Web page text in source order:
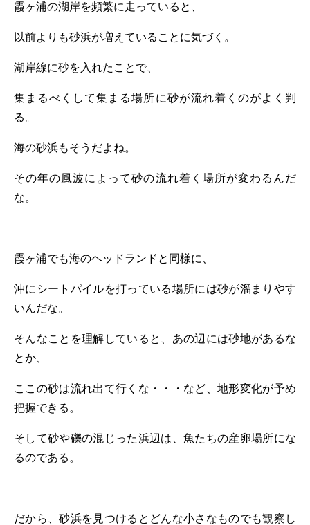
霞ヶ浦の湖岸を頻繁に走っていると、
以前よりも砂浜が増えていることに気づく。
湖岸線に砂を入れたことで、
集まるべくして集まる場所に砂が流れ着くのがよく判
る。
海の砂浜もそうだよね。
その年の風波によって砂の流れ着く場所が変わるんだ
な。
霞ヶ浦でも海のヘッドランドと同様に、
沖にシートパイルを打っている場所には砂が溜まりやす
いんだな。
そんなことを理解していると、あの辺には砂地があるな
とか、
ここの砂は流れ出て行くな・・・など、地形変化が予め
把握できる。
そして砂や礫の混じった浜辺は、魚たちの産卵場所にな
るのである。
だから、砂浜を見つけるとどんな小さなものでも観察し